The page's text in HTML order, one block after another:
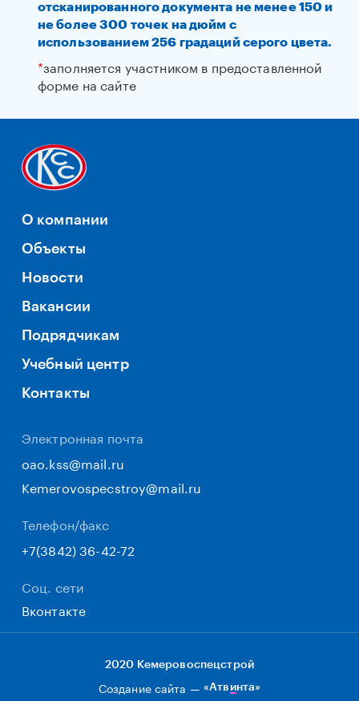
отсканированного документа не менее 150 и
не более 300 точек на дюйм с
использованием 256 градаций серого цвета.
*заполняется участником в предоставленной
форме на сайте
О компании
Объекты
Новости
Вакансии
Подрядчикам
Учебный центр
Контакты
Электронная почта
oao.kss@mail.ru
Kemerovospecstroy@mail.ru
Телефон/факс
+7(3842) 36-42-72
Соц. сети
Вконтакте
2020 Кемеровоспецстрой
Создание сайта —«Атвинта»